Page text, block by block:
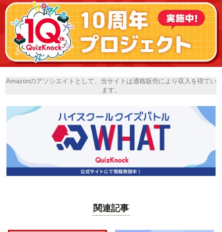
Amazonのアソシエイトとして、当サイトは適格販売により収入を得てい
ます。
関連記事